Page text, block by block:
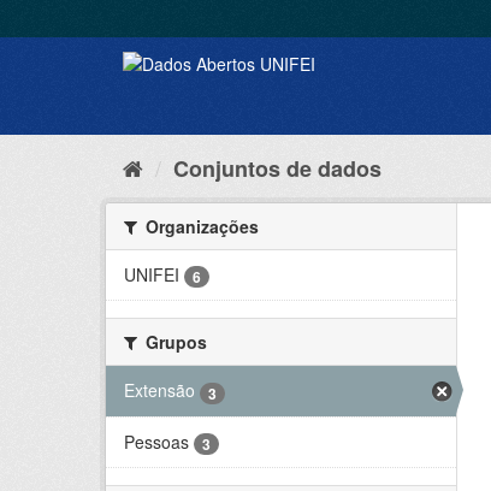
Conjuntos de dados
Organizações
UNIFEI
6
Grupos
Extensão
3
Pessoas 3